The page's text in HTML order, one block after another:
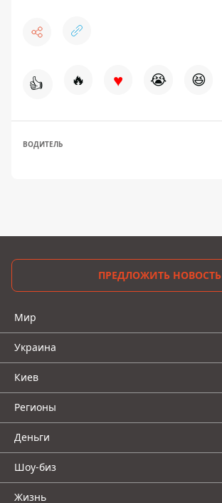
👍 🔥 ♥ 😭 😆
ВОДИТЕЛЬ
ПРЕДЛОЖИТЬ НОВОСТЬ
Мир
Украина
Киев
Регионы
Деньги
Шоу-биз
Жизнь